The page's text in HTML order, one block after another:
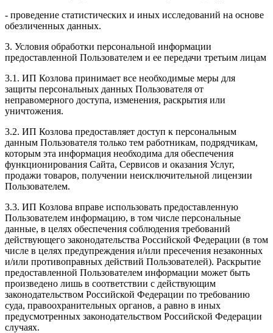
- проведение статистических и иных исследований на основе
обезличенных данных.
3. Условия обработки персональной информации
предоставленной Пользователем и ее передачи третьим лицам
3.1. ИП Козлова принимает все необходимые меры для
защиты персональных данных Пользователя от
неправомерного доступа, изменения, раскрытия или
уничтожения.
3.2. ИП Козлова предоставляет доступ к персональным
данным Пользователя только тем работникам, подрядчикам,
которым эта информация необходима для обеспечения
функционирования Сайта, Сервисов и оказания Услуг,
продажи товаров, получении неисключительной лицензии
Пользователем.
3.3. ИП Козлова вправе использовать предоставленную
Пользователем информацию, в том числе персональные
данные, в целях обеспечения соблюдения требований
действующего законодательства Российской Федерации (в том
числе в целях предупреждения и/или пресечения незаконных
и/или противоправных действий Пользователей). Раскрытие
предоставленной Пользователем информации может быть
произведено лишь в соответствии с действующим
законодательством Российской Федерации по требованию
суда, правоохранительных органов, а равно в иных
предусмотренных законодательством Российской Федерации
случаях.